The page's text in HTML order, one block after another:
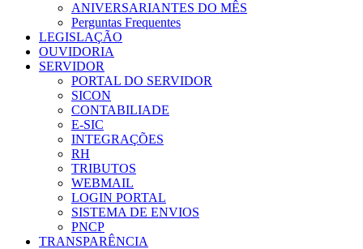
ANIVERSARIANTES DO MÊS
Perguntas Frequentes
LEGISLAÇÃO
OUVIDORIA
SERVIDOR
PORTAL DO SERVIDOR
SICON
CONTABILIADE
E-SIC
INTEGRAÇÕES
RH
TRIBUTOS
WEBMAIL
LOGIN PORTAL
SISTEMA DE ENVIOS
PNCP
TRANSPARÊNCIA